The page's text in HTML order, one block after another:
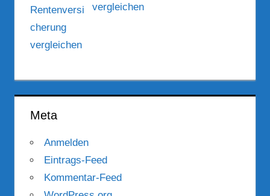
vergleichen
Meta
Anmelden
Eintrags-Feed
Kommentar-Feed